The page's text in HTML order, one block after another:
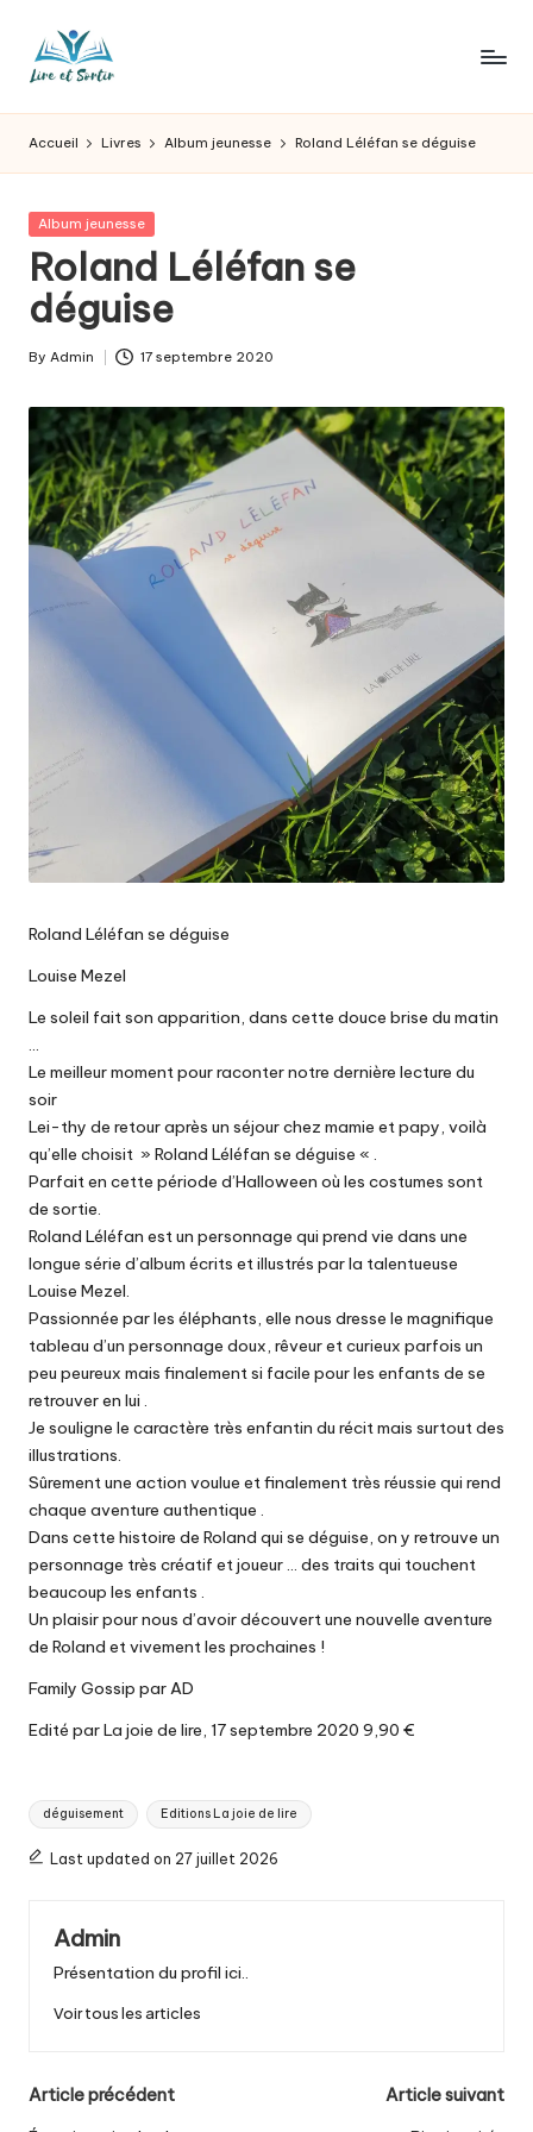
L
ir
e
e
t
s
o
r
t
ir
pour
les
goûts,
des
sorties
pour
Accueil Livres Album jeunesse Roland Léléfan se déguise
Posted
Album jeunesse
Roland Léléfan se
déguise
Posted
By Admin 17 septembre 2020
Roland Léléfan se déguise
Louise Mezel
Le soleil fait son apparition, dans cette douce brise du matin
…
Le meilleur moment pour raconter notre dernière lecture du
soir
Lei-thy de retour après un séjour chez mamie et papy, voilà
qu’elle choisit » Roland Léléfan se déguise « .
Parfait en cette période d’Halloween où les costumes sont
de sortie.
Roland Léléfan est un personnage qui prend vie dans une
longue série d’album écrits et illustrés par la talentueuse
Louise Mezel.
Passionnée par les éléphants, elle nous dresse le magnifique
tableau d’un personnage doux, rêveur et curieux parfois un
peu peureux mais finalement si facile pour les enfants de se
retrouver en lui .
Je souligne le caractère très enfantin du récit mais surtout des
illustrations.
Sûrement une action voulue et finalement très réussie qui rend
chaque aventure authentique .
Dans cette histoire de Roland qui se déguise, on y retrouve un
personnage très créatif et joueur … des traits qui touchent
beaucoup les enfants .
Un plaisir pour nous d’avoir découvert une nouvelle aventure
de Roland et vivement les prochaines !
Family Gossip par AD
Edité par La joie de lire, 17 septembre 2020 9,90 €
Tags:
déguisement Editions La joie de lire
Last updated on 27 juillet 2026
Admin
Présentation du profil ici..
Voir tous les articles
Post
Article précédent
Article suivant